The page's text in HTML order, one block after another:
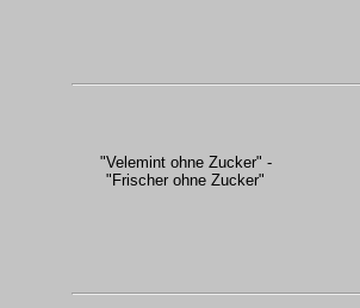
"Velemint ohne Zucker" -
"Frischer ohne Zucker"